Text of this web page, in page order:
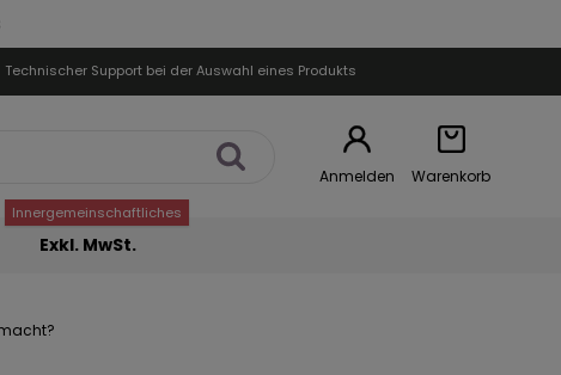
Technischer Support bei der Auswahl eines Produkts
Anmelden Warenkorb
Innergemeinschaftliches
Exkl. MwSt.